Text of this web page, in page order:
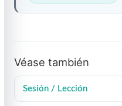
Véase también
Sesión / Lección